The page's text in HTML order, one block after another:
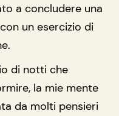
a concludere una
un esercizio di
di notti che
la mie mente
da molti pensieri